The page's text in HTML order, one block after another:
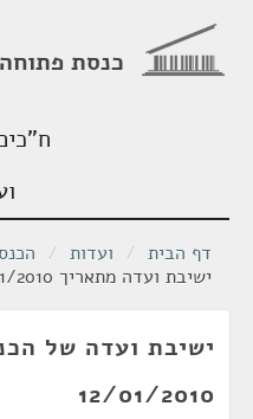
כנסת פתוחה
דף הבית / ועדות /
ישיבת ועדה מתאריך 12/01/2010
12/01/2010